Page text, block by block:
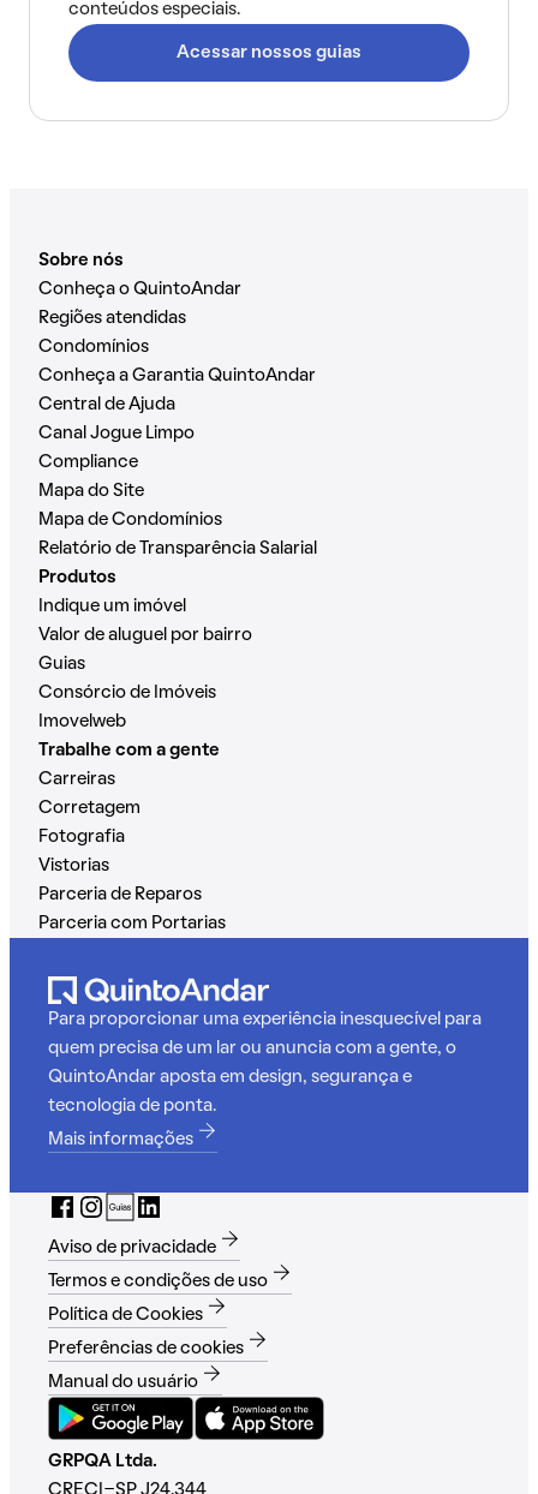
conteúdos especiais.
Acessar nossos guias
Sobre nós
Conheça o QuintoAndar
Regiões atendidas
Condomínios
Conheça a Garantia QuintoAndar
Central de Ajuda
Canal Jogue Limpo
Compliance
Mapa do Site
Mapa de Condomínios
Relatório de Transparência Salarial
Produtos
Indique um imóvel
Valor de aluguel por bairro
Guias
Consórcio de Imóveis
Imovelweb
Trabalhe com a gente
Carreiras
Corretagem
Fotografia
Vistorias
Parceria de Reparos
Parceria com Portarias
Para proporcionar uma experiência inesquecível para
quem precisa de um lar ou anuncia com a gente, o
QuintoAndar aposta em design, segurança e
tecnologia de ponta.
Mais informações
Aviso de privacidade
Termos e condições de uso
Política de Cookies
Preferências de cookies
Manual do usuário
GRPQA Ltda.